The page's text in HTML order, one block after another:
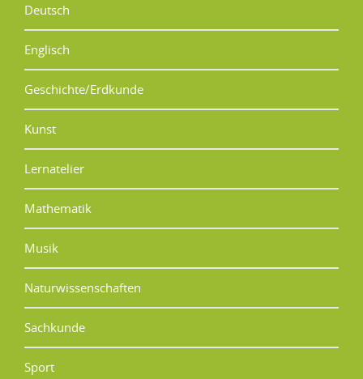
Deutsch
Englisch
Geschichte/Erdkunde
Kunst
Lernatelier
Mathematik
Musik
Naturwissenschaften
Sachkunde
Sport